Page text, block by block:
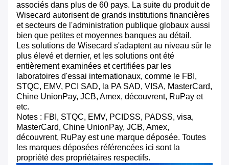
associés dans plus de 60 pays. La suite du produit de
Wisecard autorisent de grands institutions financières
et secteurs de l'administration publique globaux aussi
bien que petites et moyennes banques au détail.
Les solutions de Wisecard s'adaptent au niveau sûr le
plus élevé et dernier, et les solutions ont été
entièrement examinées et certifiées par les
laboratoires d'essai internationaux, comme le FBI,
STQC, EMV, PCI SAD, la PA SAD, VISA, MasterCard,
Chine UnionPay, JCB, Amex, découvrent, RuPay et
etc.
Notes : FBI, STQC, EMV, PCIDSS, PADSS, visa,
MasterCard, Chine UnionPay, JCB, Amex,
découvrent, RuPay est une marque déposée. Toutes
les marques déposées référencées ici sont la
propriété des propriétaires respectifs.